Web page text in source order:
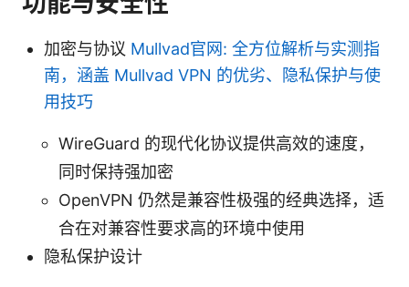
加密与协议 Mullvad官网: 全方位解析与实测指
南，涵盖 Mullvad VPN 的优劣、隐私保护与使
用技巧
WireGuard 的现代化协议提供高效的速度，
同时保持强加密
OpenVPN 仍然是兼容性极强的经典选择，适
合在对兼容性要求高的环境中使用
隐私保护设计